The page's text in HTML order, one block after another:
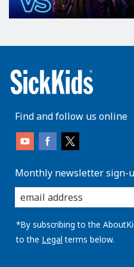
Find and follow us online
Monthly newsletter sign-
enter
you
email
address:
*By subscribing to the
to the Legal terms below.